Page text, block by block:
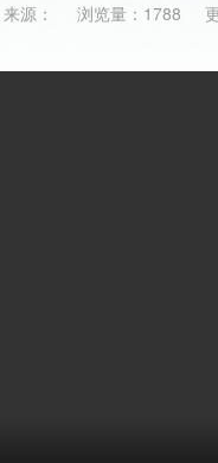
来源： 浏览量：1788